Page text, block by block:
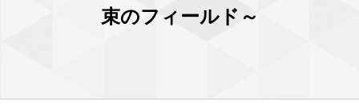
束のフィールド～